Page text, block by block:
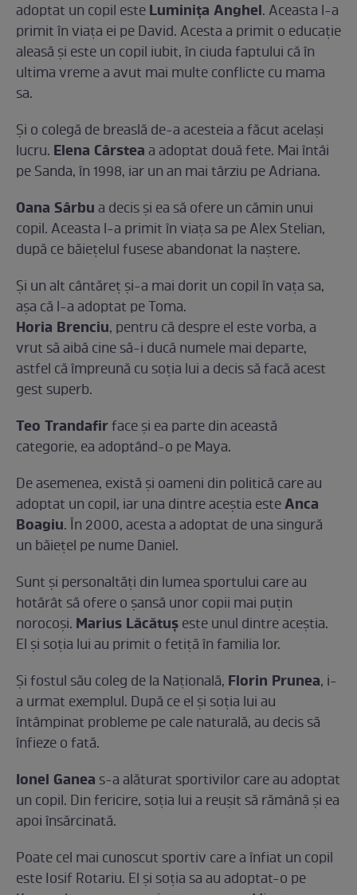
adoptat un copil esteLuminiţa Anghel. Aceasta l-a
primit în viaţa ei pe David. Acesta a primit o educaţie
aleasă şi este un copil iubit, în ciuda faptului că în
ultima vreme a avut mai multe conflicte cu mama
sa.
Şi o colegă de breaslă de-a acesteia a făcut acelaşi
lucru. Elena Cârsteaa adoptat două fete. Mai întâi
pe Sanda, în 1998, iar un an mai târziu pe Adriana.
Oana Sârbua decis şi ea să ofere un cămin unui
copil. Aceasta l-a primit în viaţa sa pe Alex Stelian,
după ce băieţelul fusese abandonat la naştere.
Şi un alt cântăreţ şi-a mai dorit un copil în vaţa sa,
aşa că l-a adoptat pe Toma.
Horia Brenciu, pentru că despre el este vorba, a
vrut să aibă cine să-i ducă numele mai departe,
astfel că împreună cu soţia lui a decis să facă acest
gest superb.
Teo Trandafirface şi ea parte din această
categorie, ea adoptând-o pe Maya.
De asemenea, există şi oameni din politică care au
adoptat un copil, iar una dintre aceştia esteAnca
Boagiu. În 2000, acesta a adoptat de una singură
un băieţel pe nume Daniel.
Sunt şi personaltăţi din lumea sportului care au
hotărât să ofere o şansă unor copii mai puţin
norocoşi. Marius Lăcătuşeste unul dintre aceştia.
El şi soţia lui au primit o fetiţă în familia lor.
Şi fostul său coleg de la Naţională, Florin Prunea, i-
a urmat exemplul. După ce el şi soţia lui au
întâmpinat probleme pe cale naturală, au decis să
înfieze o fată.
Ionel Ganea s-a alăturat sportivilor care au adoptat
un copil. Din fericire, soţia lui a reuşit să rămână şi ea
apoi însărcinată.
Poate cel mai cunoscut sportiv care a înfiat un copil
este Iosif Rotariu. El şi soţia sa au adoptat-o pe